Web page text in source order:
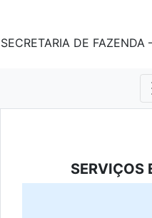
SECRETARIA DE FAZENDA
SERVIÇOS